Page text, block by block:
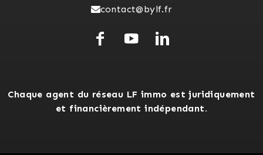
contact@bylf.fr
Chaque agent du réseau LF immo est juridiquement
et financièrement indépendant.